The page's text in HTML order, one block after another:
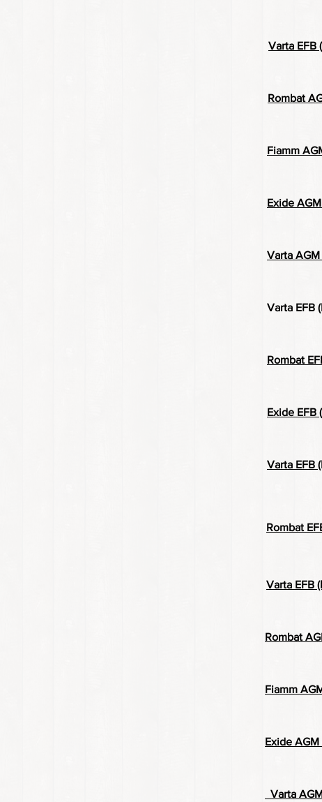
Varta EFB
Rombat
Fiamm
Exide AGM
Varta
Varta EFB
Rombat
Exide EFB
Varta EFB
Rombat
Rombat
Varta EFB
Fiamm
Exide AGM
Varta